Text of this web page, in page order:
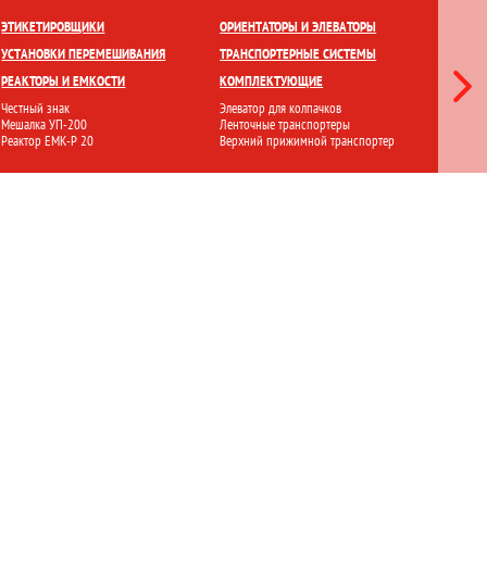
ЭТИКЕТИРОВЩИКИ
УСТАНОВКИ ПЕРЕМЕШИВАНИЯ
РЕАКТОРЫ И ЕМКОСТИ
Честный знак
Мешалка УП-200
Реактор ЕМК-Р 20
ОРИЕНТАТОРЫ И ЭЛЕВАТОРЫ
ТРАНСПОРТЕРНЫЕ СИСТЕМЫ
КОМПЛЕКТУЮЩИЕ
Элеватор для колпачков
Ленточные транспортеры
Верхний прижимной транспортер
ПРИГОТОВЛЕНИЕ И ХРАНЕНИЕ ПЕРЕМЕШИВАНИЕ